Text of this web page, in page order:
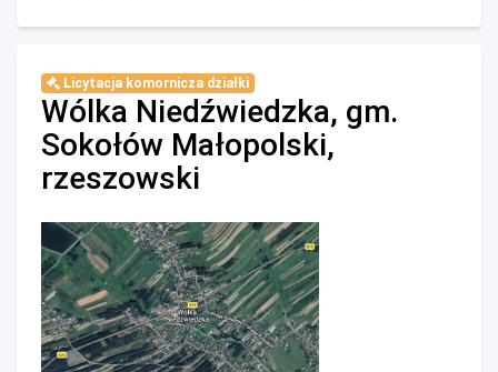
Licytacja komornicza działki
Wólka Niedźwiedzka, gm.
Sokołów Małopolski,
rzeszowski